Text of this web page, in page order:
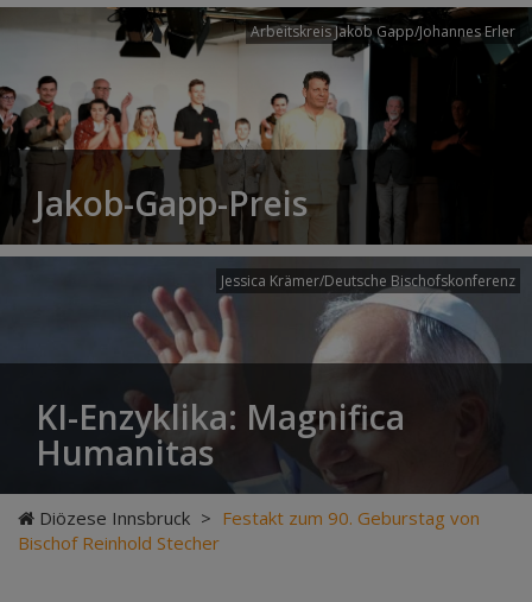
Arbeitskreis Jakob Gapp/Johannes Erler
Jakob-Gapp-Preis
Jessica Krämer/Deutsche Bischofskonferenz
KI-Enzyklika: Magnifica
Humanitas
Diözese Innsbruck > Festakt zum 90. Geburstag von
Bischof Reinhold Stecher